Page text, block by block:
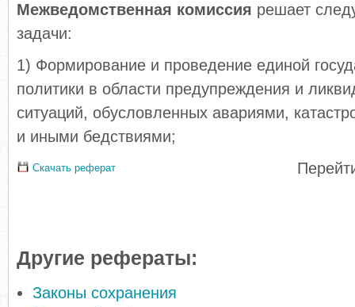
Межведомственная комиссия решает
задачи:
1) Формирование и проведение единой
политики в области предупреждения и
ситуаций, обусловленных авариями,
и иными бедствиями;
Скачать реферат
Другие рефераты:
Законы сохранения